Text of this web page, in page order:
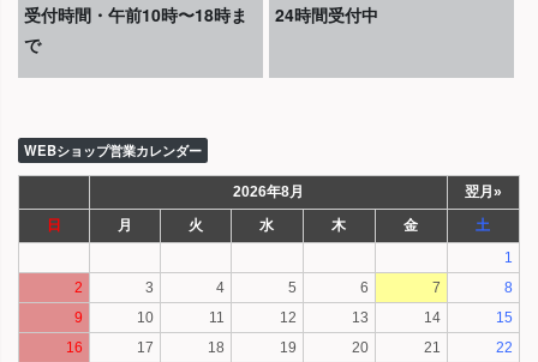
受付時間・午前10時〜18時ま
で
24時間受付中
WEBショップ営業カレンダー